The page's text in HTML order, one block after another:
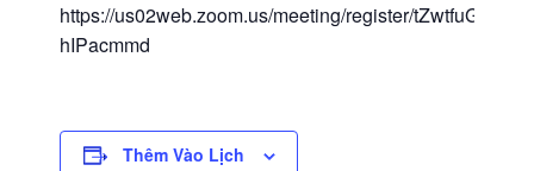
https://us02web.zoom.us/meeting/register/
hIPacmmd
Thêm Vào Lịch